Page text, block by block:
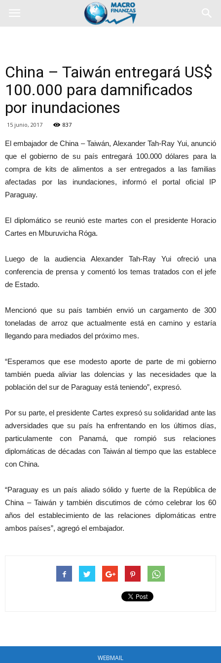
China – Taiwán entregará US$
100.000 para damnificados
por inundaciones
15 junio, 2017 837
El embajador de China – Taiwán, Alexander Tah-Ray Yui, anunció
que el gobierno de su país entregará 100.000 dólares para la
compra de kits de alimentos a ser entregados a las familias
afectadas por las inundaciones, informó el portal oficial IP
Paraguay.
El diplomático se reunió este martes con el presidente Horacio
Cartes en Mburuvicha Róga.
Luego de la audiencia Alexander Tah-Ray Yui ofreció una
conferencia de prensa y comentó los temas tratados con el jefe
de Estado.
Mencionó que su país también envió un cargamento de 300
toneladas de arroz que actualmente está en camino y estaría
llegando para mediados del próximo mes.
“Esperamos que ese modesto aporte de parte de mi gobierno
también pueda aliviar las dolencias y las necesidades que la
población del sur de Paraguay está teniendo”, expresó.
Por su parte, el presidente Cartes expresó su solidaridad ante las
adversidades que su país ha enfrentando en los últimos días,
particulamente con Panamá, que rompió sus relaciones
diplomáticas de décadas con Taiwán al tiempo que las establece
con China.
“Paraguay es un país aliado sólido y fuerte de la República de
China – Taiwán y también discutimos de cómo celebrar los 60
años del establecimiento de las relaciones diplomáticas entre
ambos países”, agregó el embajador.
WEBMAIL